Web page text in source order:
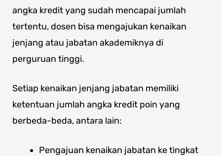
angka kredit yang sudah mencapai jumlah
tertentu, dosen bisa mengajukan kenaikan
jenjang atau jabatan akademiknya di
perguruan tinggi.
Setiap kenaikan jenjang jabatan memiliki
ketentuan jumlah angka kredit poin yang
berbeda-beda, antara lain:
Pengajuan kenaikan jabatan ke tingkat